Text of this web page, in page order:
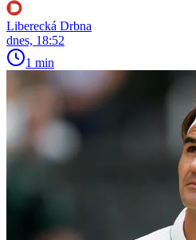
Liberecká Drbna
dnes, 18:52
1 min